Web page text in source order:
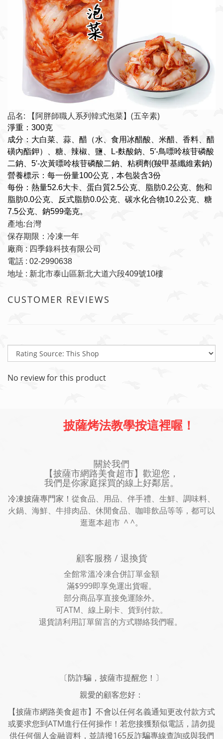
品名: 【阿胖師職人系列韓式泡菜】(五辛素)
淨重：300克
成分：大白菜、蒜、醋（水、食用冰醋酸、米醋、香料、醋
磺內酯鉀）、糖、辣椒、鹽、L-麩酸鈉、5′-鳥嘌呤核苷磷酸
二鈉、5′-次黃嘌呤核苷磷酸二鈉、粘稠劑(羧甲基纖維素鈉)
營養標示：每一份量100公克，本包裝含3份
每份：熱量52.6大卡、蛋白質2.5公克、脂肪0.2公克、飽和
脂肪0.0公克、反式脂肪0.0公克、碳水化合物10.2公克、糖
7.5公克、鈉599毫克。
產地:台灣
保存期限：冷凍一年
廠商 : 四季錄科技有限公司
電話 : 02-2990638
地址 : 新北市泰山區新北大道六段409號10樓
CUSTOMER REVIEWS
No review for this product
披薩烤法教學按這裡喔！
關於我們
【披薩市網路美食超市】歡迎您，
我們是你家庭採買的線上好鄰居。
冷凍披薩專門家！ 從食品、用品、伴手禮、生鮮、調味料、
火鍋、海鮮、牛排肉品、休閒食品、咖啡飲品等等，都可以
逛逛本超市 ^ ^。
顧客服務 / 退換貨
全館常溫冷凍合併訂單金額
滿$999即享免運出貨喔。
部分商品享直接免運除外。
可ATM、線上刷卡、貨到付款。
退貨請利用訂單留言的方式聯絡我們喔。
〔防詐騙，披薩市提醒您！〕
親愛的顧客您好：
【披薩市網路美食超市】不會以任何名義通知更改付款方式
或要求您到ATM進行任何操作！若您接獲類似電話，請勿提
供任何個人金融資料，並請撥165反詐騙專線查詢或與我們